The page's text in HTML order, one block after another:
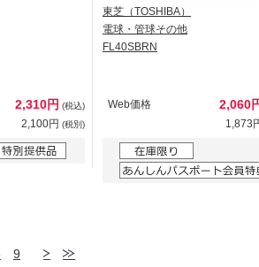
2,310円 (税込)
2,100円 (税別)
東芝（TOSHIBA）
電球・管球その他
FL40SBRN
Web価格 2,060
1,873
9